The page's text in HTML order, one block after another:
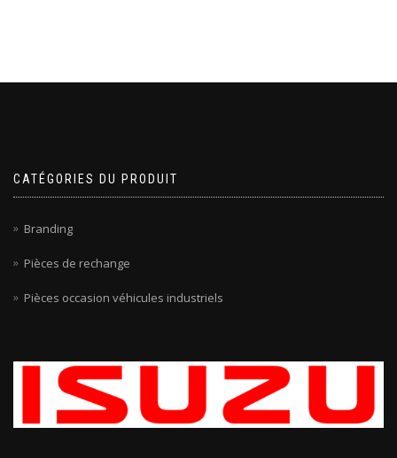
CATÉGORIES DU PRODUIT
Branding
Pièces de rechange
Pièces occasion véhicules industriels